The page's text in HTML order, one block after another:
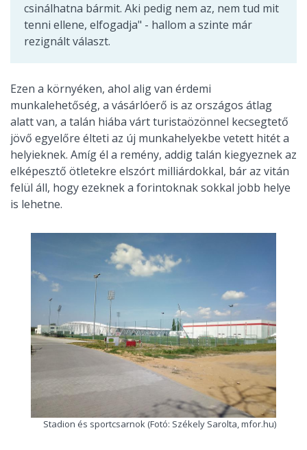
csinálhatna bármit. Aki pedig nem az, nem tud mit
tenni ellene, elfogadja" - hallom a szinte már
rezignált választ.
Ezen a környéken, ahol alig van érdemi
munkalehetőség, a vásárlóerő is az országos átlag
alatt van, a talán hiába várt turistaözönnel kecsegtető
jövő egyelőre élteti az új munkahelyekbe vetett hitét a
helyieknek. Amíg él a remény, addig talán kiegyeznek az
elképesztő ötletekre elszórt milliárdokkal, bár az vitán
felül áll, hogy ezeknek a forintoknak sokkal jobb helye
is lehetne.
Stadion és sportcsarnok (Fotó: Székely Sarolta, mfor.hu)